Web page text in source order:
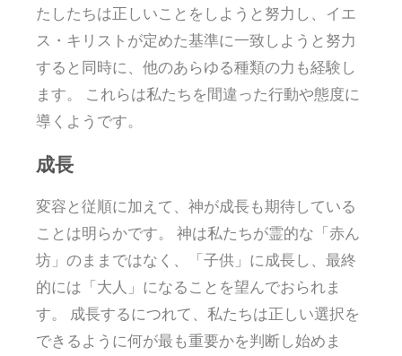
たしたちは正しいことをしようと努力し、イエ
ス・キリストが定めた基準に一致しようと努力
すると同時に、他のあらゆる種類の力も経験し
ます。 これらは私たちを間違った行動や態度に
導くようです。
成長
変容と従順に加えて、神が成長も期待している
ことは明らかです。 神は私たちが霊的な「赤ん
坊」のままではなく、「子供」に成長し、最終
的には「大人」になることを望んでおられま
す。 成長するにつれて、私たちは正しい選択を
できるように何が最も重要かを判断し始めま